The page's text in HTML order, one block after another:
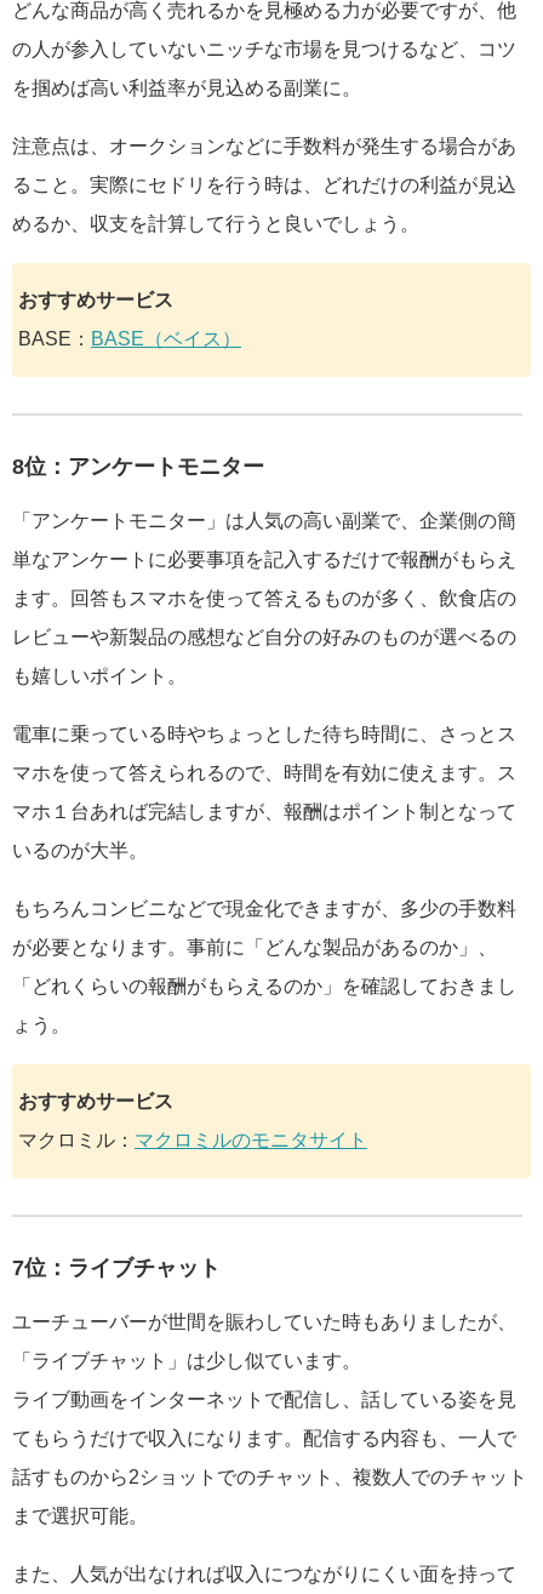
どんな商品が高く売れるかを見極める力が必要ですが、他
の人が参入していないニッチな市場を見つけるなど、コツ
を掴めば高い利益率が見込める副業に。
注意点は、オークションなどに手数料が発生する場合があ
ること。実際にセドリを行う時は、どれだけの利益が見込
めるか、収支を計算して行うと良いでしょう。
おすすめサービス
BASE： BASE（ベイス）
8位：アンケートモニター
「アンケートモニター」は人気の高い副業で、企業側の簡
単なアンケートに必要事項を記入するだけで報酬がもらえ
ます。回答もスマホを使って答えるものが多く、飲食店の
レビューや新製品の感想など自分の好みのものが選べるの
も嬉しいポイント。
電車に乗っている時やちょっとした待ち時間に、さっとス
マホを使って答えられるので、時間を有効に使えます。ス
マホ１台あれば完結しますが、報酬はポイント制となって
いるのが大半。
もちろんコンビニなどで現金化できますが、多少の手数料
が必要となります。事前に「どんな製品があるのか」、
「どれくらいの報酬がもらえるのか」を確認しておきまし
ょう。
おすすめサービス
マクロミル： マクロミルのモニタサイト
7位：ライブチャット
ユーチューバーが世間を賑わしていた時もありましたが、
「ライブチャット」は少し似ています。
ライブ動画をインターネットで配信し、話している姿を見
てもらうだけで収入になります。配信する内容も、一人で
話すものから2ショットでのチャット、複数人でのチャット
まで選択可能。
また、人気が出なければ収入につながりにくい面を持って